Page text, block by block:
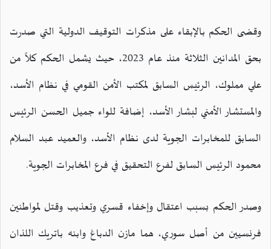
وقضى الحكم بالإبقاء على مذكرات التوقيف الدولية التي صدرت
بحق المدانين الثلاثة منذ عام 2023، حيث يشمل الحكم كلاً من
علي مملوك، الرئيس السابق لمكتب الأمن القومي في نظام الأسد،
والمستشار الأمني لبشار الأسد، إضافة للواء جميل الحسن الرئيس
السابق للمخابرات الجوية لدى نظام الأسد، والعميد عبد السلام
محمود الرئيس السابق لفرع التحقيق في فرع المخابرات الجوية.
وصدر الحكم بسبب اعتقال وإخفاء قسري وتعذيب وقتل لمواطنين
فرنسيين من أصل سوري، هما مازن الدباغ وابنه باتريك اللذان